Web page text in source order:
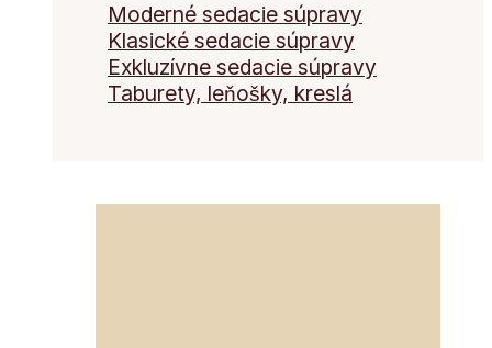
Moderné sedacie súpravy
Klasické sedacie súpravy
Exkluzívne sedacie súpravy
Taburety, leňošky, kreslá